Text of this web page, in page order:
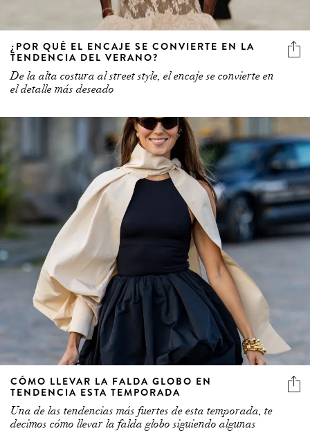
¿POR QUÉ EL ENCAJE SE CONVIERTE EN LA
TENDENCIA DEL VERANO?
De la alta costura al street style, el encaje se convierte en
el detalle más deseado
CÓMO LLEVAR LA FALDA GLOBO EN
TENDENCIA ESTA TEMPORADA
Una de las tendencias más fuertes de esta temporada, te
decimos cómo llevar la falda globo siguiendo algunas
reglas de styling